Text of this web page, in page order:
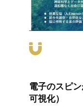
電子のスピ
可視化）